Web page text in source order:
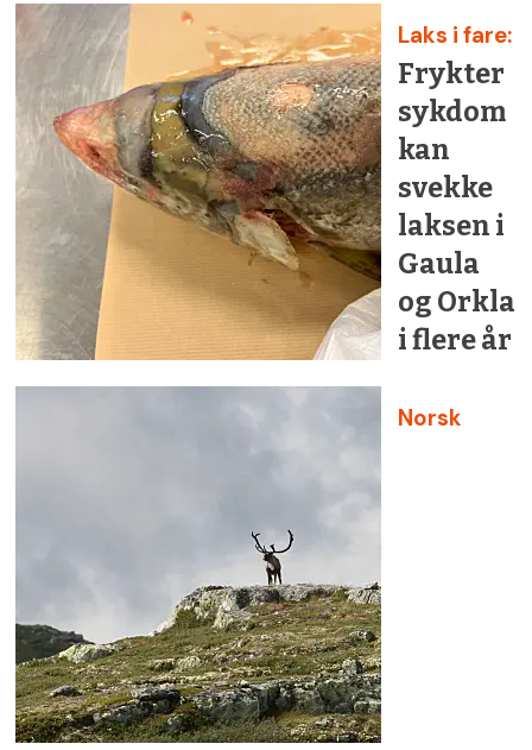
Laks i fare:
Frykter
sykdom
kan
svekke
laksen i
Gaula
og Orkla
i flere år
Norsk